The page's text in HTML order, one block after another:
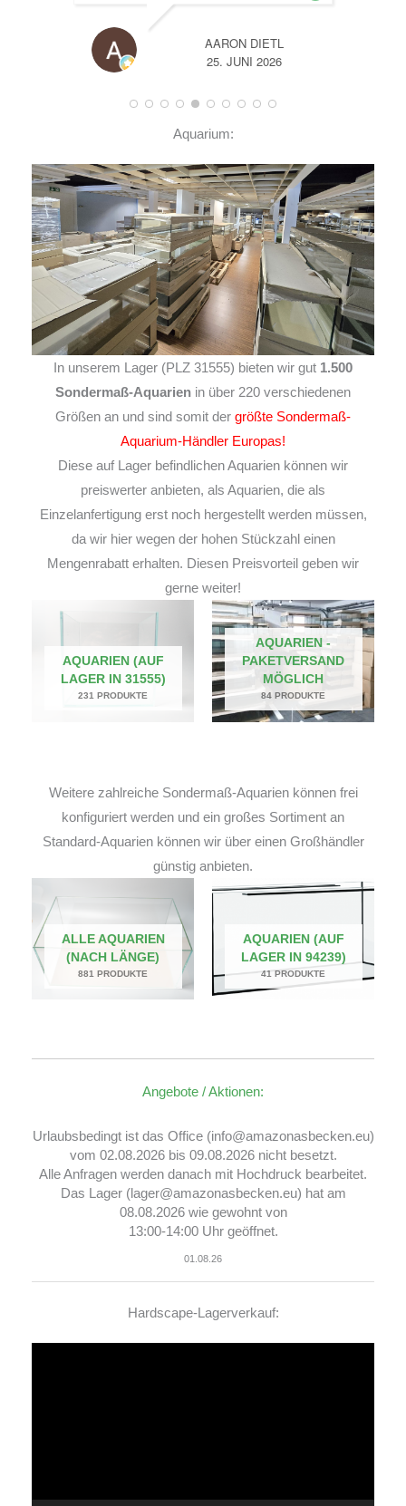
AARON DIETL
25. JUNI 2026
Aquarium:
In unserem Lager (PLZ 31555) bieten wir gut 1.500
Sondermaß-Aquarien in über 220 verschiedenen
Größen an und sind somit der größte Sondermaß-
Aquarium-Händler Europas!
Diese auf Lager befindlichen Aquarien können wir
preiswerter anbieten, als Aquarien, die als
Einzelanfertigung erst noch hergestellt werden müssen,
da wir hier wegen der hohen Stückzahl einen
Mengenrabatt erhalten. Diesen Preisvorteil geben wir
gerne weiter!
AQUARIEN (AUF
LAGER IN 31555)
231 PRODUKTE
AQUARIEN -
PAKETVERSAND
MÖGLICH
84 PRODUKTE
Weitere zahlreiche Sondermaß-Aquarien können frei
konfiguriert werden und ein großes Sortiment an
Standard-Aquarien können wir über einen Großhändler
günstig anbieten.
ALLE AQUARIEN
(NACH LÄNGE)
881 PRODUKTE
AQUARIEN (AUF
LAGER IN 94239)
41 PRODUKTE
Angebote / Aktionen:
Urlaubsbedingt ist das Office (info@amazonasbecken.eu)
vom 02.08.2026 bis 09.08.2026 nicht besetzt.
Alle Anfragen werden danach mit Hochdruck bearbeitet.
Das Lager (lager@amazonasbecken.eu) hat am
08.08.2026 wie gewohnt von
13:00-14:00 Uhr geöffnet.
01.08.26
Hardscape-Lagerverkauf: